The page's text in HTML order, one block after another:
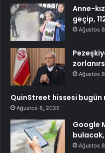
Anne-
geçip,
Ağustos
Ağustos
QuinStreet hissesi bugün
Ağustos 8, 2026
Google
Ağustos